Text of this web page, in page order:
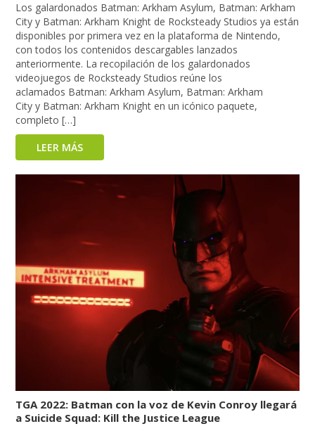
Los galardonados Batman: Arkham Asylum, Batman: Arkham
City y Batman: Arkham Knight de Rocksteady Studios ya están
disponibles por primera vez en la plataforma de Nintendo,
con todos los contenidos descargables lanzados
anteriormente. La recopilación de los galardonados
videojuegos de Rocksteady Studios reúne los
aclamados Batman: Arkham Asylum, Batman: Arkham
City y Batman: Arkham Knight en un icónico paquete,
completo […]
LEER MÁS
TGA 2022: Batman con la voz de Kevin Conroy llegará
a Suicide Squad: Kill the Justice League